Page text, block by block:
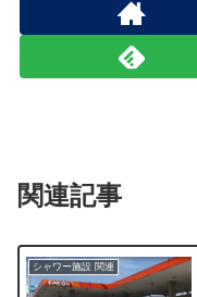
関連記事
シャワー施設 関連